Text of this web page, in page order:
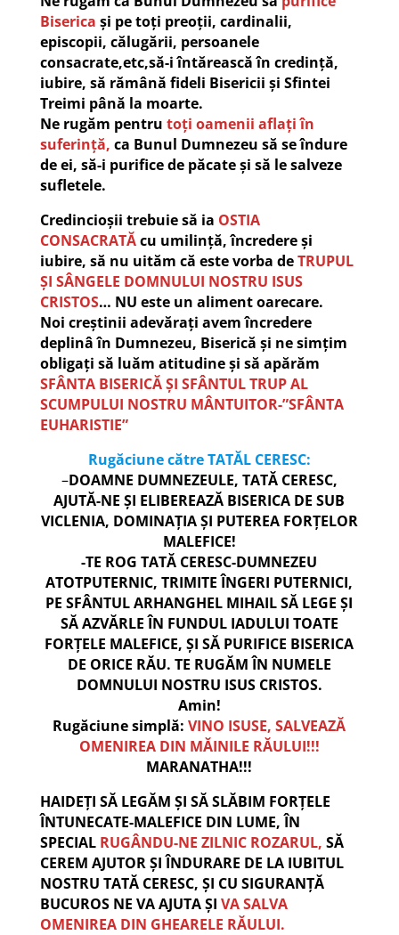
Biserica și pe toți preoții, cardinalii,
episcopii, călugării, persoanele
consacrate,etc,să-i întărească în credință,
iubire, să rămână fideli Bisericii și Sfintei
Treimi până la moarte.
Ne rugăm pentru toți oamenii aflați în
suferință, ca Bunul Dumnezeu să se îndure
de ei, să-i purifice de păcate și să le salveze
sufletele.
Credincioșii trebuie să ia OSTIA
CONSACRATĂcu umilință, încredere și
iubire, să nu uităm că este vorba deTRUPUL
ȘI SÂNGELE DOMNULUI NOSTRU ISUS
CRISTOS… NU este un aliment oarecare.
Noi creștinii adevărați avem încredere
deplinâ în Dumnezeu, Biserică și ne simțim
obligați să luăm atitudine și să apărăm
SFÂNTA BISERICĂ ȘI SFÂNTUL TRUP AL
SCUMPULUI NOSTRU MÂNTUITOR-”SFÂNTA
EUHARISTIE”
Rugăciune către TATĂL CERESC:
–DOAMNE DUMNEZEULE, TATĂ CERESC,
AJUTĂ-NE ȘI ELIBEREAZĂ BISERICA DE SUB
VICLENIA, DOMINAȚIA ȘI PUTEREA FORȚELOR
MALEFICE!
-TE ROG TATĂ CERESC-DUMNEZEU
ATOTPUTERNIC, TRIMITE ÎNGERI PUTERNICI,
PE SFÂNTUL ARHANGHEL MIHAIL SĂ LEGE ȘI
SĂ AZVĂRLE ÎN FUNDUL IADULUI TOATE
FORȚELE MALEFICE, ȘI SĂ PURIFICE BISERICA
DE ORICE RĂU. TE RUGĂM ÎN NUMELE
DOMNULUI NOSTRU ISUS CRISTOS.
Amin!
Rugăciune simplă: VINO ISUSE, SALVEAZĂ
OMENIREA DIN MĂINILE RĂULUI!!!
MARANATHA!!!
HAIDEȚI SĂ LEGĂM ȘI SĂ SLĂBIM FORȚELE
ÎNTUNECATE-MALEFICE DIN LUME, ÎN
SPECIAL RUGÂNDU-NE ZILNIC ROZARUL, SĂ
CEREM AJUTOR ȘI ÎNDURARE DE LA IUBITUL
NOSTRU TATĂ CERESC, ȘI CU SIGURANȚĂ
BUCUROS NE VA AJUTA ȘI VA SALVA
OMENIREA DIN GHEARELE RĂULUI.